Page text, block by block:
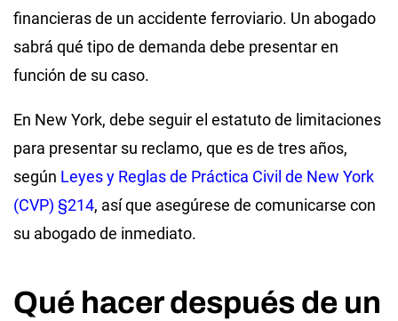
financieras de un accidente ferroviario. Un abogado
sabrá qué tipo de demanda debe presentar en
función de su caso.
En New York, debe seguir el estatuto de limitaciones
para presentar su reclamo, que es de tres años,
según Leyes y Reglas de Práctica Civil de New York
(CVP) §214, así que asegúrese de comunicarse con
su abogado de inmediato.
Qué hacer después de un